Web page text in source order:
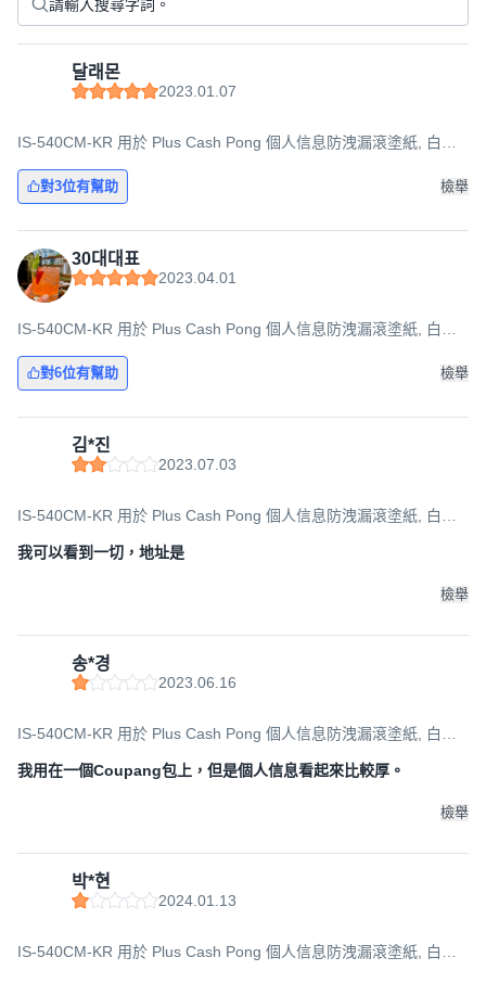
달래몬
2023.01.07
IS-540CM-KR 用於 Plus Cash Pong 個人信息防洩漏滾塗紙, 白色
對3位有幫助 檢舉
30대대표
2023.04.01
IS-540CM-KR 用於 Plus Cash Pong 個人信息防洩漏滾塗紙, 白色
對6位有幫助 檢舉
김*진
2023.07.03
IS-540CM-KR 用於 Plus Cash Pong 個人信息防洩漏滾塗紙, 白色
我可以看到一切，地址是
檢舉
송*경
2023.06.16
IS-540CM-KR 用於 Plus Cash Pong 個人信息防洩漏滾塗紙, 白色
我用在一個Coupang包上，但是個人信息看起來比較厚。
檢舉
박*현
2024.01.13
IS-540CM-KR 用於 Plus Cash Pong 個人信息防洩漏滾塗紙, 白色